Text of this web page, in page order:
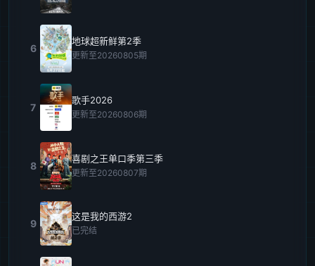
6
地球超新鲜第2季
更新至20260805期
7
歌手2026
更新至20260806期
8
喜剧之王单口季第三季
更新至20260807期
9
这是我的西游2
已完结